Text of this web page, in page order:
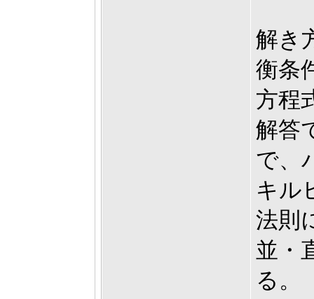
解き
衡条
方程
解答
で、
キル
法則
並・
る。